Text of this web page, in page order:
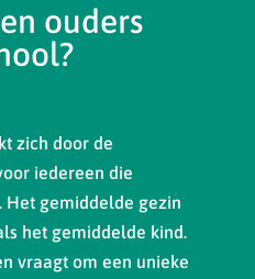
ouders
zich door de
iedereen die
Het gemiddelde gezin
het gemiddelde kind.
vraagt om een unieke